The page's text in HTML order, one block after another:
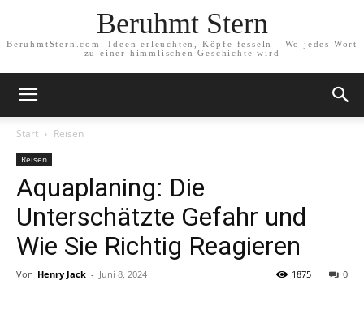
Beruhmt Stern
BeruhmtStern.com: Ideen erleuchten, Köpfe fesseln - Wo jedes Wort
zu einer himmlischen Geschichte wird
Start Reisen
Reisen
Aquaplaning: Die
Unterschätzte Gefahr und
Wie Sie Richtig Reagieren
Von Henry Jack - Juni 8, 2024 0
1875